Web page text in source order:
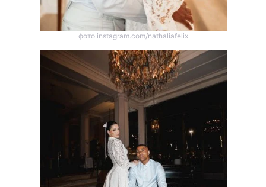
фото instagram.com/nathaliafelix